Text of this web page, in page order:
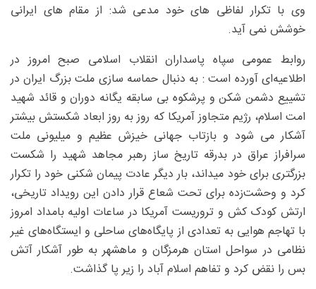
وی با تکرار لفاظی های خود مدعی شد: از مقام های ایرانی
خوشش نمی آید.
روابط عمومی سپاه پاسداران انقلاب اسلامی صبح امروز در
اطلاعیه‌ای آورده است : به دنبال حماسه سازی ملت بزرگ ایران در
تشییع دشمن شکن و پرشکوه بی سابقه یگانه دوران و قائد شهید
امت اسلام، رژیم متجاوز آمریکا که روز به روز ابعاد شکستش بیشتر
آشکار می شود و بازتاب جهانی خیزش عظیم و میلیونی ملت
سرافراز عراق در بدرقه تاریخ ساز رهبر مجاهد شهید را شکست
بزرگتری برای خود میداند، بار دیگر عادت پیمان شکنی خود را تکرار
کرد و وحشت‌زده برای تحت شعاع قرار دادن این رویداد تاریخی،
ارتش کودک کش و تروریست آمریکا در ساعات اولیه بامداد امروز
با تهاجم هوایی به تعدادی از پایگاه‌های ساحلی و ایستگاه‌های غیر
نظامی در سواحل استان هرمزگان و ماهشهر به طور آشکار آتش
بس را نقض کرد و تفاهم اسلام آباد را زیر پا گذاشت.